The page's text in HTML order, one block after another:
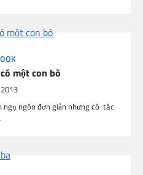
một con bò
ngôn đơn giản nhưng có tác